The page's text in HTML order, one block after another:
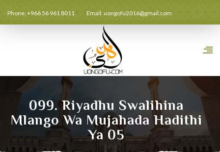
Phone: +966 56 961 8011 Email:uongofu2016@gmail.com
099. Riyadhu Swalihina
Mlango Wa Mujahada Hadithi
Ya 05